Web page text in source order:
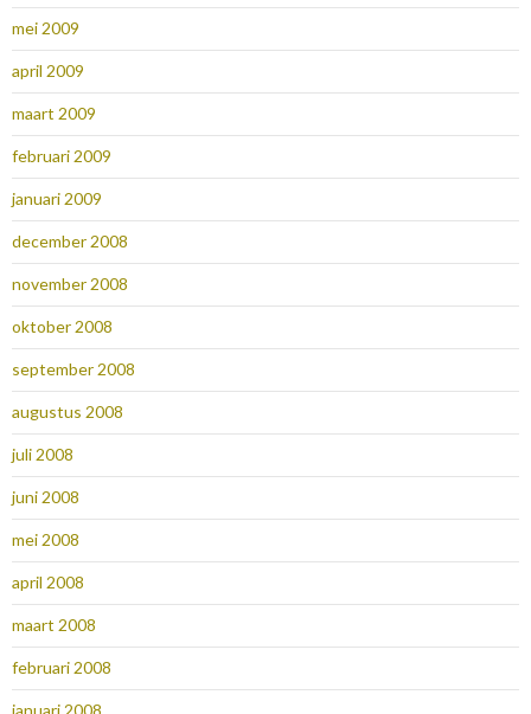
mei 2009
april 2009
maart 2009
februari 2009
januari 2009
december 2008
november 2008
oktober 2008
september 2008
augustus 2008
juli 2008
juni 2008
mei 2008
april 2008
maart 2008
februari 2008
januari 2008